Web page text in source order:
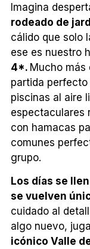
Imagina
rodeado de
cálido que solo
ese es nuestro
4*. Mucho más
partida
piscinas al aire
espectaculares
con hamacas
comunes
grupo.
Los días se
se vuelven
cuidado al
algo nuevo,
icónico Valle